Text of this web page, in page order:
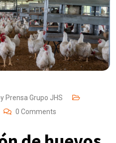
Prensa Grupo JHS
0 Comments